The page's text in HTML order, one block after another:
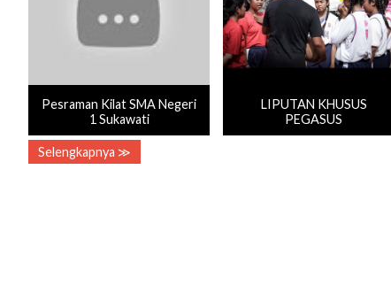
Pesraman Kilat SMA Negeri
1 Sukawati
LIPUTAN KHUSUS
PEGASUS
Selengkapnya ≫